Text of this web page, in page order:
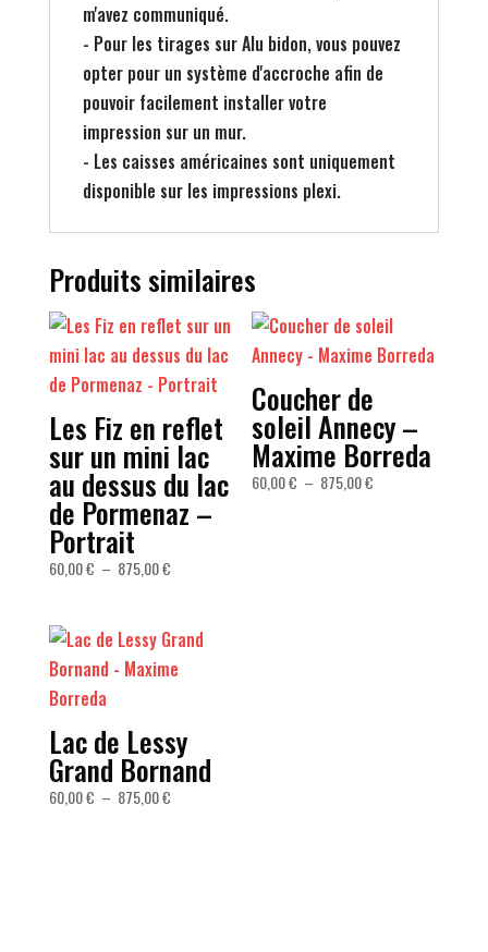
m'avez communiqué.
- Pour les tirages sur Alu bidon, vous pouvez
opter pour un système d'accroche afin de
pouvoir facilement installer votre
impression sur un mur.
- Les caisses américaines sont uniquement
disponible sur les impressions plexi.
Produits similaires
Les Fiz en reflet
sur un mini lac
au dessus du lac
de Pormenaz –
Portrait
60,00€ – 875,00€Plage
60,00 €
à
Coucher de
soleil Annecy –
Maxime Borreda
60,00€ – 875,00€
Lac de Lessy
Grand Bornand
60,00€ – 875,00€Plage